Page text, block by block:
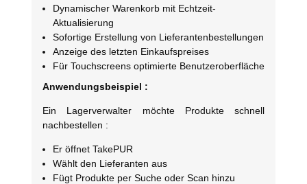
Dynamischer Warenkorb mit Echtzeit-
Aktualisierung
Sofortige Erstellung von Lieferantenbestellungen
Anzeige des letzten Einkaufspreises
Für Touchscreens optimierte Benutzeroberfläche
Anwendungsbeispiel :
Ein Lagerverwalter möchte Produkte schnell
nachbestellen :
Er öffnet TakePUR
Wählt den Lieferanten aus
Fügt Produkte per Suche oder Scan hinzu